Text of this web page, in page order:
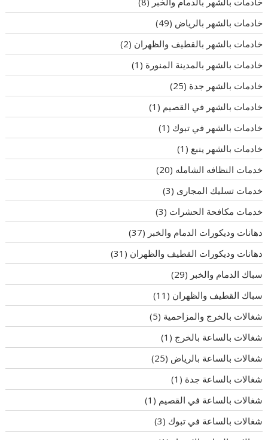
خادمات بالشهر بالرياض (49)
خادمات بالشهر بالقطيف والظهران (2)
خادمات بالشهر بالمدينة المنورة (1)
خادمات بالشهر جدة (25)
خادمات بالشهر في القصيم (1)
خادمات بالشهر في تبوك (1)
خادمات بالشهر ينبع (1)
خدمات النظافه الشامله (20)
خدمات تسليك المجارى (3)
خدمات مكافحة الحشرات (3)
دهانات وديكورات الدمام والخبر (37)
دهانات وديكورات القطيف والظهران (31)
سباك الدمام والخبر (29)
سباك القطيف والظهران (11)
شغالات بالخرج والمزاحمية (5)
شغالات بالساعة بالخرج (1)
شغالات بالساعة بالرياض (25)
شغالات بالساعة جدة (1)
شغالات بالساعة في القصيم (1)
شغالات بالساعة في تبوك (3)